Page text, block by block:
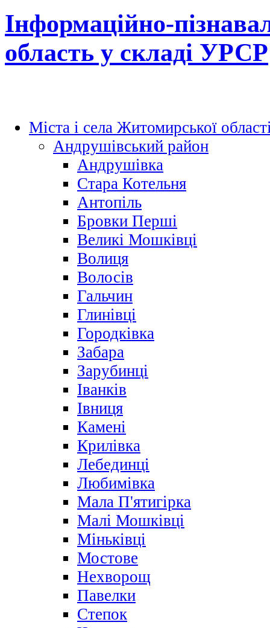
Інформаційно-
область у складі УРСР
Міста і села Житомирської
Андрушівський район
Андрушівка
Стара Котельня
Антопіль
Бровки Перші
Великі Мошківці
Волиця
Волосів
Гальчин
Глинівці
Городківка
Забара
Зарубинці
Іванків
Івниця
Камені
Крилівка
Лебединці
Любимівка
Мала П'ятигірка
Малі Мошківці
Міньківці
Мостове
Нехворощ
Павелки
Степок